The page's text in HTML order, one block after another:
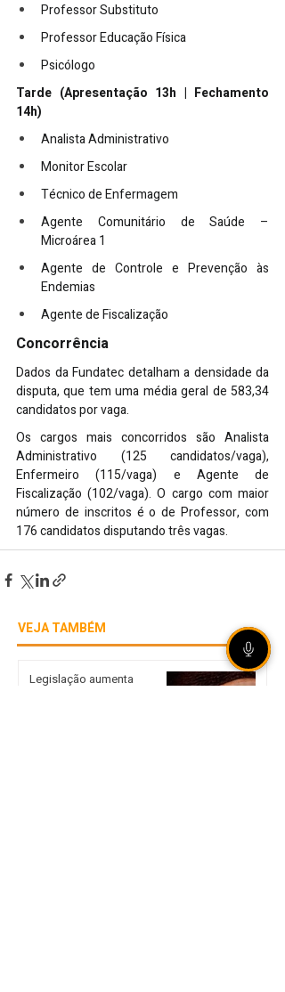
Professor Substituto
Professor Educação Física
Psicólogo
Tarde (Apresentação 13h | Fechamento
14h)
Analista Administrativo
Monitor Escolar
Técnico de Enfermagem
Agente Comunitário de Saúde –
Microárea 1
Agente de Controle e Prevenção às
Endemias
Agente de Fiscalização
Concorrência
Dados da Fundatec detalham a densidade da
disputa, que tem uma média geral de 583,34
candidatos por vaga.
Os cargos mais concorridos são Analista
Administrativo (125 candidatos/vaga),
Enfermeiro (115/vaga) e Agente de
Fiscalização (102/vaga). O cargo com maior
número de inscritos é o de Professor, com
176 candidatos disputando três vagas.
VEJA TAMBÉM
Legislação aumenta